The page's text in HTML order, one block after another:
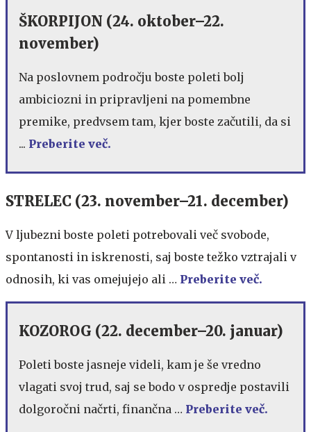
ŠKORPIJON (24. oktober–22.
november)
Na poslovnem področju boste poleti bolj
ambiciozni in pripravljeni na pomembne
premike, predvsem tam, kjer boste začutili, da si
... Preberite več.
STRELEC (23. november–21. december)
V ljubezni boste poleti potrebovali več svobode,
spontanosti in iskrenosti, saj boste težko vztrajali v
odnosih, ki vas omejujejo ali … Preberite več.
KOZOROG (22. december–20. januar)
Poleti boste jasneje videli, kam je še vredno
vlagati svoj trud, saj se bodo v ospredje postavili
dolgoročni načrti, finančna … Preberite več.